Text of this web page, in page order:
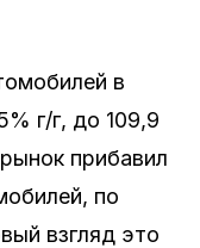
в
г/г, до 109,9
прибавил
по
взгляд это